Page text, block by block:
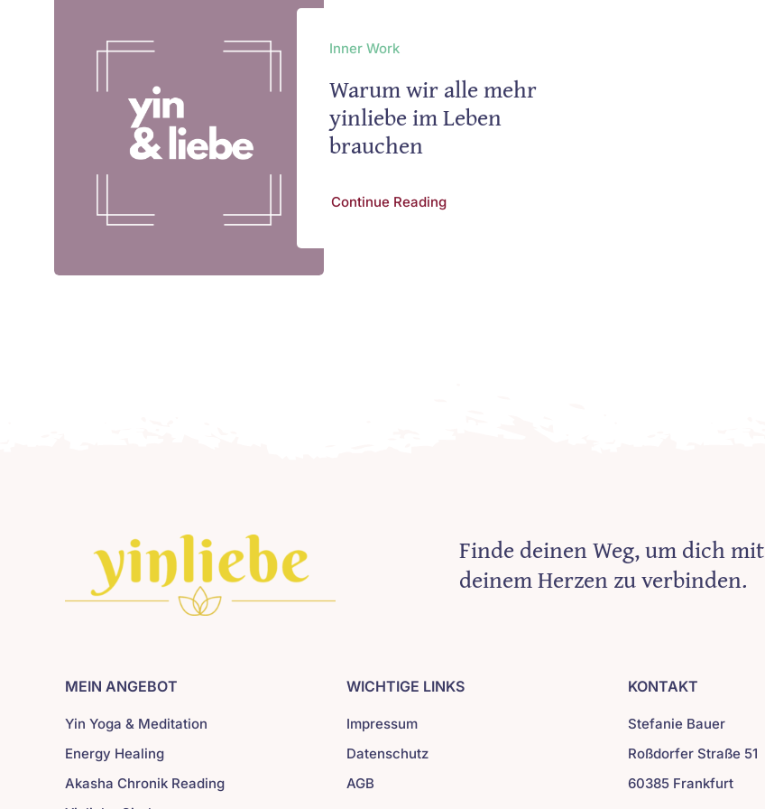
Inner Work
Warum wir alle mehr
yinliebe im Leben
brauchen
Continue Reading
Finde deinen Weg, um dich mit
deinem Herzen zu verbinden.
MEIN ANGEBOT
Yin Yoga & Meditation
Energy Healing
Akasha Chronik Reading
WICHTIGE LINKS
Impressum
Datenschutz
AGB
KONTAKT
Stefanie Bauer
Roßdorfer Straße 51
60385 Frankfurt